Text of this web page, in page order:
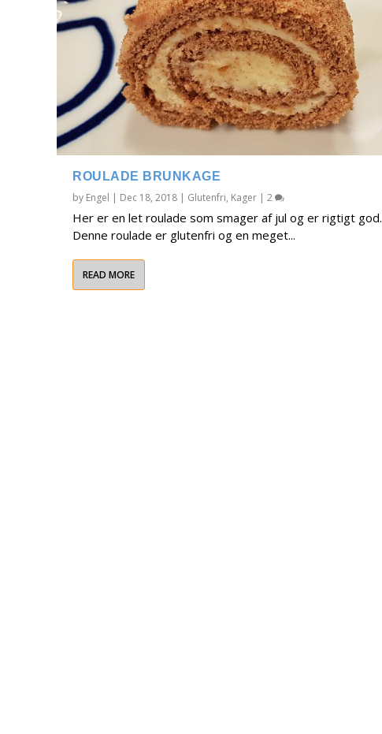
ROULADE BRUNKAGE
by Engel | Dec 18, 2018 | Glutenfri, Kager | 2
Her er en let roulade som smager af jul og er rigtigt god.
Denne roulade er glutenfri og en meget...
READ MORE